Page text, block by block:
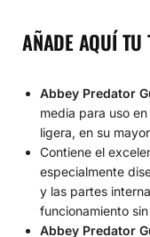
AÑADE AQUÍ TU
Abbey Predator
media para uso
ligera, en su
Contiene el
especialmente
y las partes
funcionamiento
Abbey Predator